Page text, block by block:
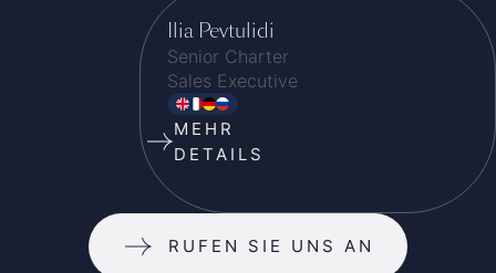
Ilia Pevtulidi
Senior Charter
Sales Executive
MEHR
DETAILS
RUFEN SIE UNS AN